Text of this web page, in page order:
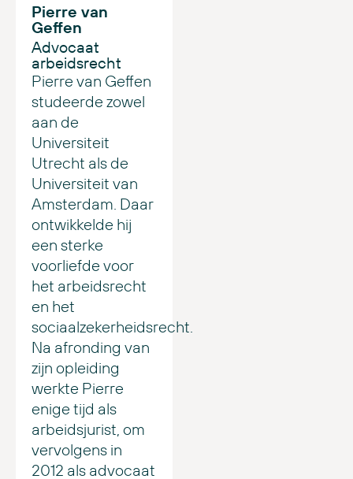
Pierre van
Geffen
Advocaat
arbeidsrecht
Pierre van Geffen
studeerde zowel
aan de
Universiteit
Utrecht als de
Universiteit van
Amsterdam. Daar
ontwikkelde hij
een sterke
voorliefde voor
het arbeidsrecht
en het
sociaalzekerheidsrecht.
Na afronding van
zijn opleiding
werkte Pierre
enige tijd als
arbeidsjurist, om
vervolgens in
2012 als advocaat